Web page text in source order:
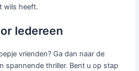
wils heeft.
Iedereen
vrienden? Ga dan naar de
spannende thriller. Bent u op stap